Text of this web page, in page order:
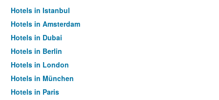
Hotels in Istanbul
Hotels in Amsterdam
Hotels in Dubai
Hotels in Berlin
Hotels in London
Hotels in München
Hotels in Paris